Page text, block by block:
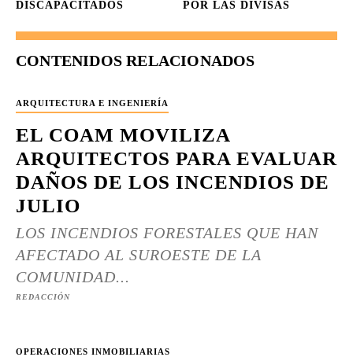
DISCAPACITADOS
POR LAS DIVISAS
CONTENIDOS RELACIONADOS
ARQUITECTURA E INGENIERÍA
EL COAM MOVILIZA
ARQUITECTOS PARA EVALUAR
DAÑOS DE LOS INCENDIOS DE
JULIO
LOS INCENDIOS FORESTALES QUE HAN
AFECTADO AL SUROESTE DE LA
COMUNIDAD...
REDACCIÓN
OPERACIONES INMOBILIARIAS